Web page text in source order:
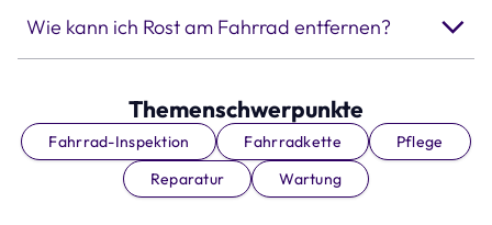
Wie kann ich Rost am Fahrrad entfernen?
Themenschwerpunkte
Fahrrad-Inspektion Fahrradkette
Pflege
Reparatur
Wartung